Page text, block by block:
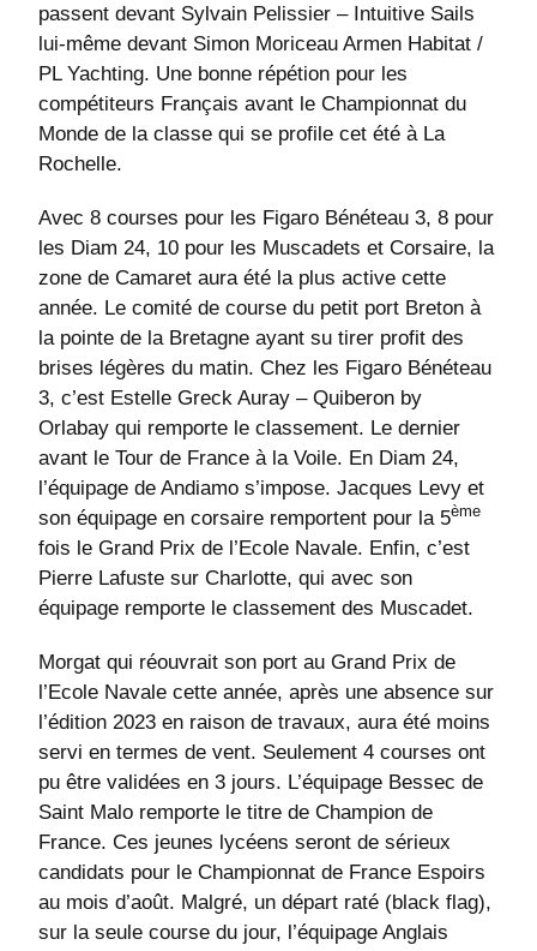
passent devant Sylvain Pelissier – Intuitive Sails
lui-même devant Simon Moriceau Armen Habitat /
PL Yachting. Une bonne répétion pour les
compétiteurs Français avant le Championnat du
Monde de la classe qui se profile cet été à La
Rochelle.
Avec 8 courses pour les Figaro Bénéteau 3, 8 pour
les Diam 24, 10 pour les Muscadets et Corsaire, la
zone de Camaret aura été la plus active cette
année. Le comité de course du petit port Breton à
la pointe de la Bretagne ayant su tirer profit des
brises légères du matin. Chez les Figaro Bénéteau
3, c’est Estelle Greck Auray – Quiberon by
Orlabay qui remporte le classement. Le dernier
avant le Tour de France à la Voile. En Diam 24,
l’équipage de Andiamo s’impose. Jacques Levy et
son équipage en corsaire remportent pour la 5ème
fois le Grand Prix de l’Ecole Navale. Enfin, c’est
Pierre Lafuste sur Charlotte, qui avec son
équipage remporte le classement des Muscadet.
Morgat qui réouvrait son port au Grand Prix de
l’Ecole Navale cette année, après une absence sur
l’édition 2023 en raison de travaux, aura été moins
servi en termes de vent. Seulement 4 courses ont
pu être validées en 3 jours. L’équipage Bessec de
Saint Malo remporte le titre de Champion de
France. Ces jeunes lycéens seront de sérieux
candidats pour le Championnat de France Espoirs
au mois d’août. Malgré, un départ raté (black flag),
sur la seule course du jour, l’équipage Anglais